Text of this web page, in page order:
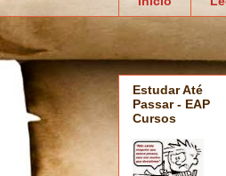
Estudar Até
Passar - EAP
Cursos